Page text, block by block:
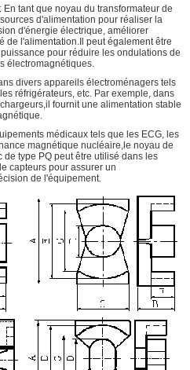
: En tant que noyau du transformateur de
d'alimentation pour réaliser la
d'énergie électrique, améliorer
de l'alimentation.Il peut également être
pour réduire les ondulations de
électromagnétiques.
divers appareils électroménagers tels
réfrigérateurs, etc. Par exemple, dans
fournit une alimentation stable
médicaux tels que les ECG, les
magnétique nucléaire,le noyau de
type PQ peut être utilisé dans les
capteurs pour assurer un
de l'équipement.